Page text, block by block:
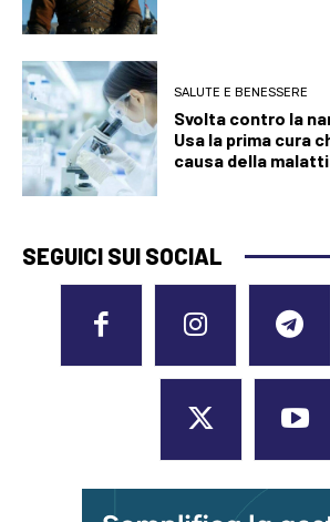
SALUTE E BENESSERE
Svolta contro la
Usa la prima cura
causa della
SEGUICI SUI SOCIAL